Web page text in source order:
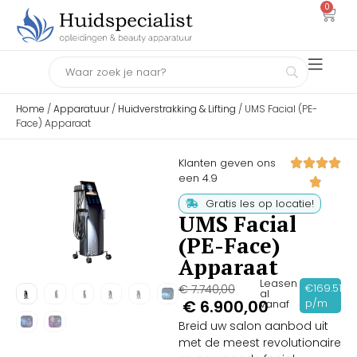
0
Home /Apparatuur/ Huidverstrakking & Lifting / UMS Facial (PE-
Face) Apparaat
Klanten geven ons
een 4.9
Gratis les op locatie!
UMS Facial
(PE-Face)
Apparaat
€7.740,00
€ 6.900,00
Leasen
al
vanaf
€169.51
p/m
Breid uw salon aanbod uit
met de meest revolutionaire